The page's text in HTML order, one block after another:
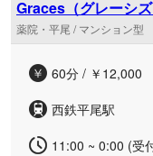
Graces（グレーシ
薬院・平尾 / マンション型
60分 / ￥12,000
西鉄平尾駅
11:00 ~ 0:00 (受